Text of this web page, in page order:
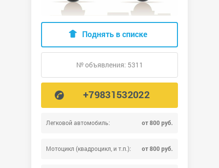
Легковой автомобиль: от 800 руб.
Мотоцикл (квадроцикл, и т.п.): от 800 руб.
Поднять в списке
№ объявления: 5311
+79831532022